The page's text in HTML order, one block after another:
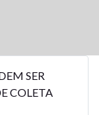
SER
COLETA